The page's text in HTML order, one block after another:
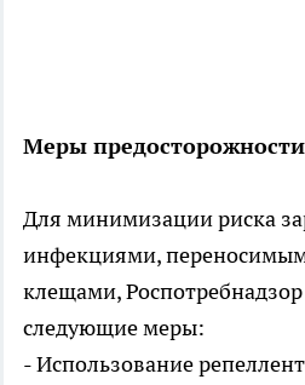
Меры предосторожности
Для минимизации риска
инфекциями,
клещами,
следующие меры:
- Использование